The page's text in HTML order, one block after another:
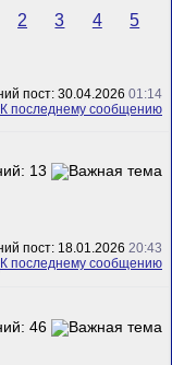
2 3 4
5
пост: 30.04.2026 01:14
пост: 18.01.2026 20:43